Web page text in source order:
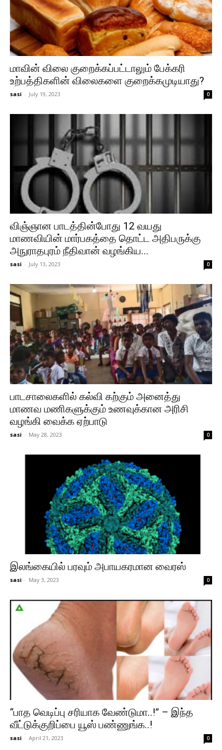
மாவின் விலை குறைக்கப்பட்டாலும் பேக்கரி
உற்பத்திகளின் விலைகளை குறைக்கமுடியாது?
sasi - July 19, 2023 0
விஞ்ஞான பாடத்தின்போது 12 வயது
மாணவியின் மார்பகத்தை தொட்ட அதிபருக்கு
அநுராதபுரம் நீதிவான் வழங்கிய...
sasi - July 13, 2023 0
பாடசாலைகளில் கல்வி கற்கும் அனைத்து
மாணவ மணிகளுக்கும் உணவுக்கான அரிசி
வழங்கி வைக்க ஏற்பாடு
sasi - May 28, 2023 0
இலங்கையில் பரவும் அபாயகரமான வைரஸ்
sasi - May 3, 2023 0
“பாத வெடிப்பு சரியாக வேண்டுமா..!” – இந்த
வீட்டுக்குறிப்பை யூஸ் பண்ணுங்க..!
sasi - April 21, 2023 0